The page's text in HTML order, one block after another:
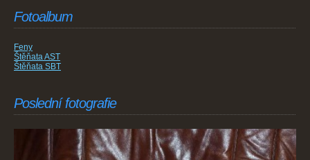
Fotoalbum
Feny
Štěňata AST
Štěňata SBT
Poslední fotografie